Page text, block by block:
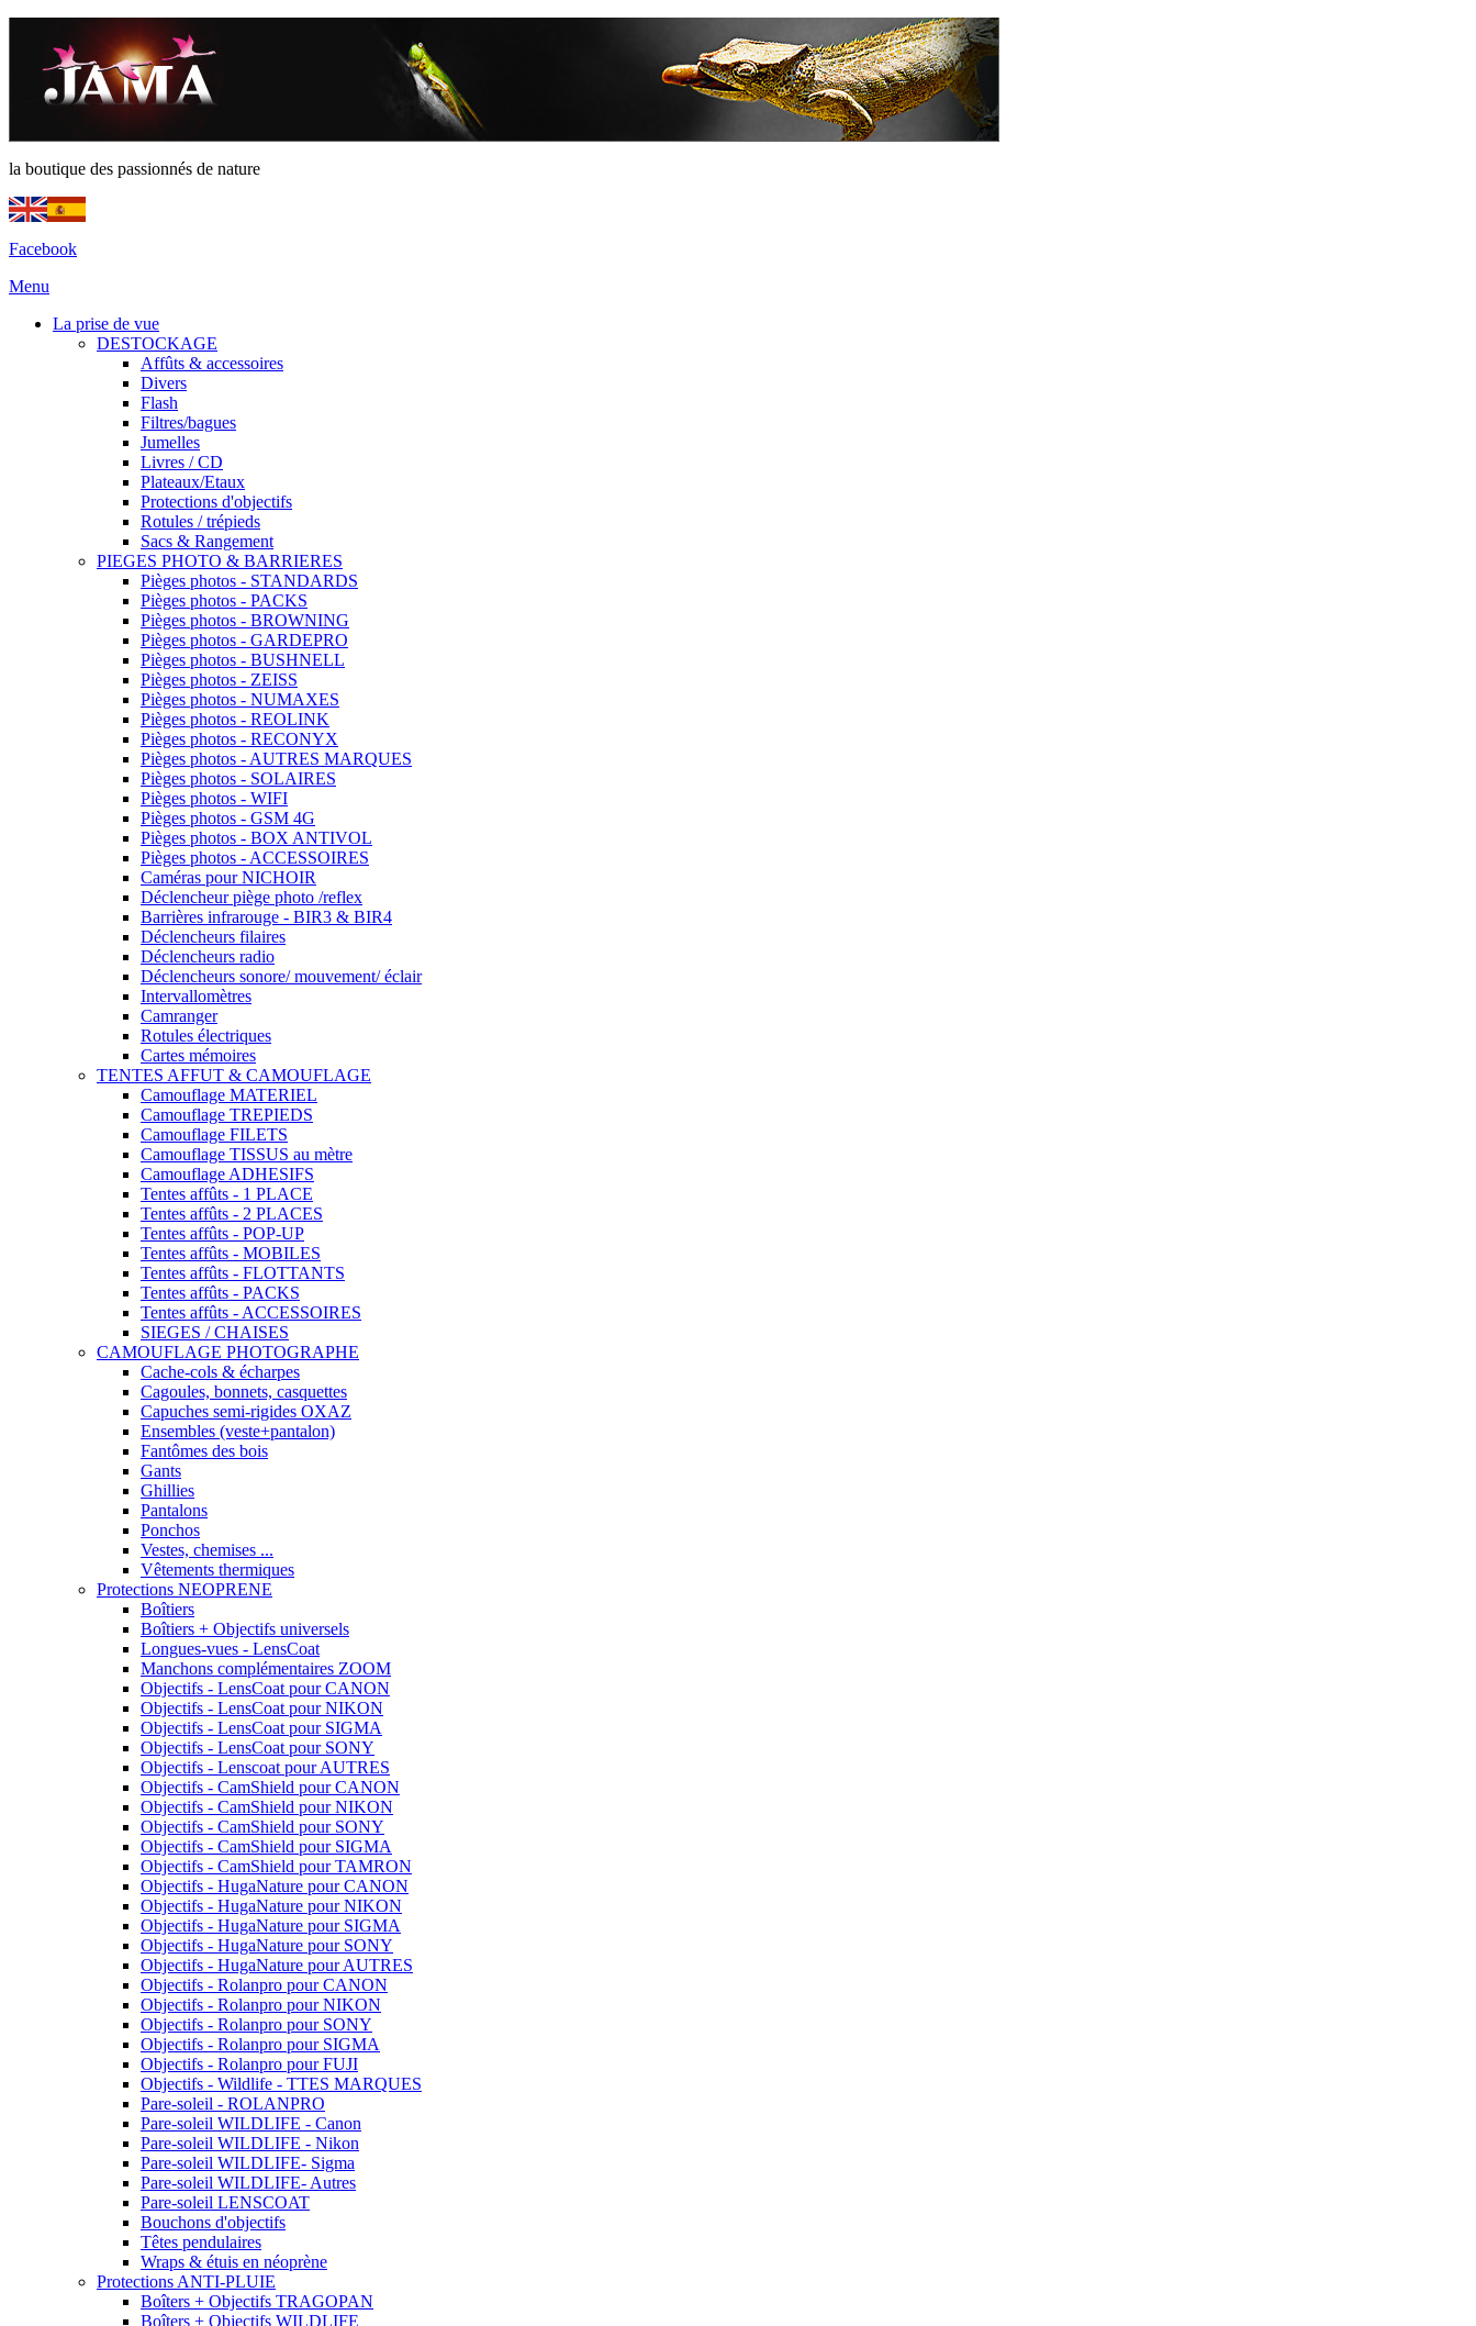
la boutique des passionnés de nature
Facebook
Menu
La prise de vue
DESTOCKAGE
Affûts & accessoires
Divers
Flash
Filtres/bagues
Jumelles
Livres / CD
Plateaux/Etaux
Protections d'objectifs
Rotules / trépieds
Sacs & Rangement
PIEGES PHOTO & BARRIERES
Pièges photos - STANDARDS
Pièges photos - PACKS
Pièges photos - BROWNING
Pièges photos - GARDEPRO
Pièges photos - BUSHNELL
Pièges photos - ZEISS
Pièges photos - NUMAXES
Pièges photos - REOLINK
Pièges photos - RECONYX
Pièges photos - AUTRES MARQUES
Pièges photos - SOLAIRES
Pièges photos - WIFI
Pièges photos - GSM 4G
Pièges photos - BOX ANTIVOL
Pièges photos - ACCESSOIRES
Caméras pour NICHOIR
Déclencheur piège photo /reflex
Barrières infrarouge - BIR3 & BIR4
Déclencheurs filaires
Déclencheurs radio
Déclencheurs sonore/ mouvement/ éclair
Intervallomètres
Camranger
Rotules électriques
Cartes mémoires
TENTES AFFUT & CAMOUFLAGE
Camouflage MATERIEL
Camouflage TREPIEDS
Camouflage FILETS
Camouflage TISSUS au mètre
Camouflage ADHESIFS
Tentes affûts - 1 PLACE
Tentes affûts - 2 PLACES
Tentes affûts - POP-UP
Tentes affûts - MOBILES
Tentes affûts - FLOTTANTS
Tentes affûts - PACKS
Tentes affûts - ACCESSOIRES
SIEGES / CHAISES
CAMOUFLAGE PHOTOGRAPHE
Cache-cols & écharpes
Cagoules, bonnets, casquettes
Capuches semi-rigides OXAZ
Ensembles (veste+pantalon)
Fantômes des bois
Gants
Ghillies
Pantalons
Ponchos
Vestes, chemises ...
Vêtements thermiques
Protections NEOPRENE
Boîtiers
Boîtiers + Objectifs universels
Longues-vues - LensCoat
Manchons complémentaires ZOOM
Objectifs - LensCoat pour CANON
Objectifs - LensCoat pour NIKON
Objectifs - LensCoat pour SIGMA
Objectifs - LensCoat pour SONY
Objectifs - Lenscoat pour AUTRES
Objectifs - CamShield pour CANON
Objectifs - CamShield pour NIKON
Objectifs - CamShield pour SONY
Objectifs - CamShield pour SIGMA
Objectifs - CamShield pour TAMRON
Objectifs - HugaNature pour CANON
Objectifs - HugaNature pour NIKON
Objectifs - HugaNature pour SIGMA
Objectifs - HugaNature pour SONY
Objectifs - HugaNature pour AUTRES
Objectifs - Rolanpro pour CANON
Objectifs - Rolanpro pour NIKON
Objectifs - Rolanpro pour SONY
Objectifs - Rolanpro pour SIGMA
Objectifs - Rolanpro pour FUJI
Objectifs - Wildlife - TTES MARQUES
Pare-soleil - ROLANPRO
Pare-soleil WILDLIFE - Canon
Pare-soleil WILDLIFE - Nikon
Pare-soleil WILDLIFE- Sigma
Pare-soleil WILDLIFE- Autres
Pare-soleil LENSCOAT
Bouchons d'objectifs
Têtes pendulaires
Wraps & étuis en néoprène
Protections ANTI-PLUIE
Boîters + Objectifs TRAGOPAN
Boîters + Objectifs WILDLIFE